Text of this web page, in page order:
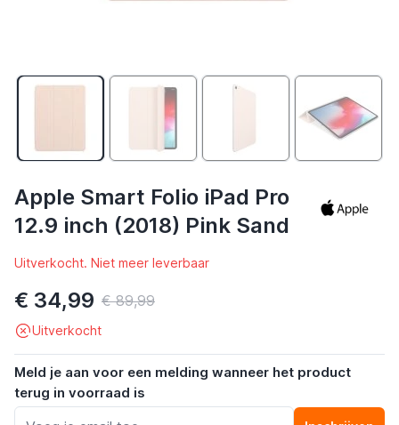
Apple Smart Folio iPad Pro
12.9 inch (2018) Pink Sand
Uitverkocht. Niet meer leverbaar
€ 34,99 € 89,99
Uitverkocht
Meld je aan voor een melding wanneer het product
terug in voorraad is